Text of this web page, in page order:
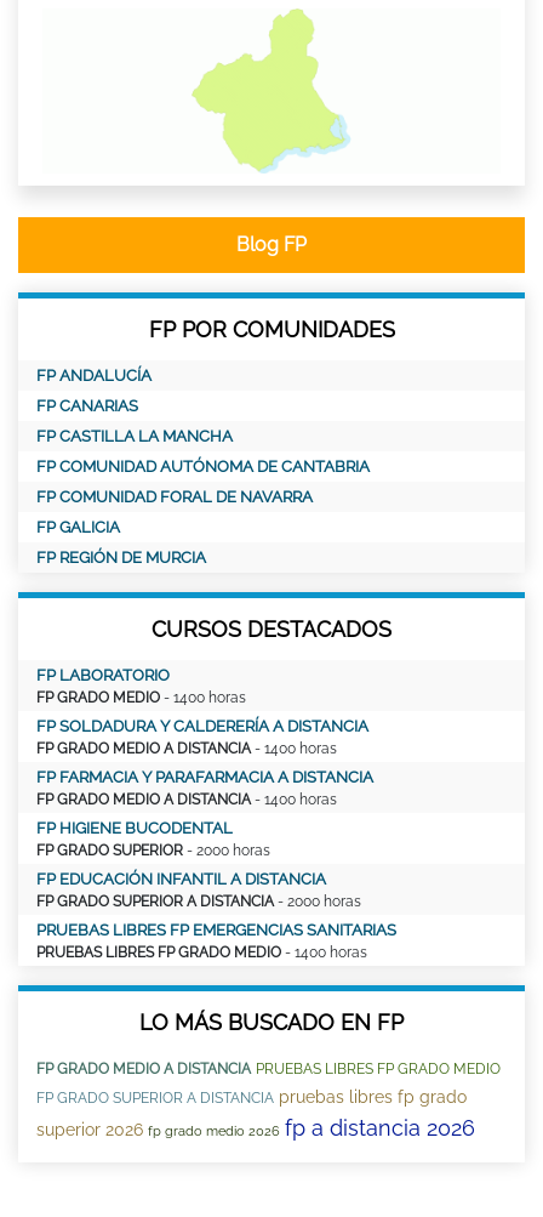
Blog FP
FP POR COMUNIDADES
FP ANDALUCÍA
FP CANARIAS
FP CASTILLA LA MANCHA
FP COMUNIDAD AUTÓNOMA DE CANTABRIA
FP COMUNIDAD FORAL DE NAVARRA
FP GALICIA
FP REGIÓN DE MURCIA
CURSOS DESTACADOS
FP LABORATORIO
FP GRADO MEDIO - 1400 horas
FP SOLDADURA Y CALDERERÍA A DISTANCIA
FP GRADO MEDIO A DISTANCIA - 1400 horas
FP FARMACIA Y PARAFARMACIA A DISTANCIA
FP GRADO MEDIO A DISTANCIA - 1400 horas
FP HIGIENE BUCODENTAL
FP GRADO SUPERIOR - 2000 horas
FP EDUCACIÓN INFANTIL A DISTANCIA
FP GRADO SUPERIOR A DISTANCIA - 2000 horas
PRUEBAS LIBRES FP EMERGENCIAS SANITARIAS
PRUEBAS LIBRES FP GRADO MEDIO - 1400 horas
LO MÁS BUSCADO EN FP
FP GRADO MEDIO A DISTANCIA PRUEBAS LIBRES FP GRADO MEDIO
FP GRADO SUPERIOR A DISTANCIA pruebas libres fp grado
superior 2026 fp grado medio 2026 fp a distancia 2026